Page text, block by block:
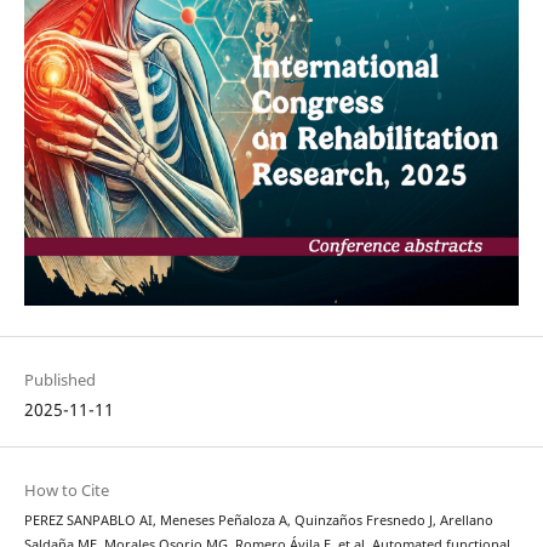
Published
2025-11-11
How to Cite
PEREZ SANPABLO AI, Meneses Peñaloza A, Quinzaños Fresnedo J, Arellano